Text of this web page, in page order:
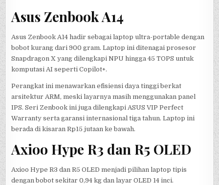
Asus Zenbook A14
Asus Zenbook A14 hadir sebagai laptop ultra-portable dengan
bobot kurang dari 900 gram. Laptop ini ditenagai prosesor
Snapdragon X yang dilengkapi NPU hingga 45 TOPS untuk
komputasi AI seperti Copilot+.
Perangkat ini menawarkan efisiensi daya tinggi berkat
arsitektur ARM, meski layarnya masih menggunakan panel
IPS. Seri Zenbook ini juga dilengkapi ASUS VIP Perfect
Warranty serta garansi internasional tiga tahun. Laptop ini
berada di kisaran Rp15 jutaan ke bawah.
Axioo Hype R3 dan R5 OLED
Axioo Hype R3 dan R5 OLED menjadi pilihan laptop tipis
dengan bobot sekitar 0,94 kg dan layar OLED 14 inci.